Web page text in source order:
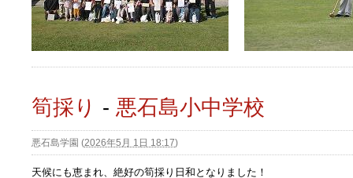
筍採り - 悪石島小中学校
悪石島学園 (2026年5月 1日 18:17)
天候にも恵まれ、絶好の筍採り日和となりました！